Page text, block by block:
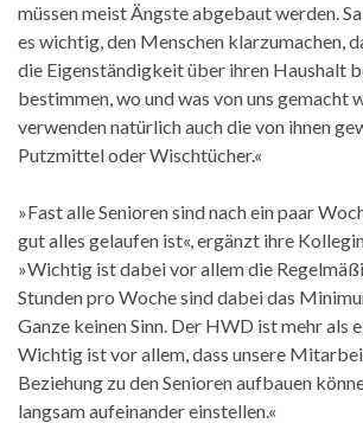
müssen meist Ängste abgebaut werden.
es wichtig, den Menschen klarzumachen,
die Eigenständigkeit über ihren Haushalt
bestimmen, wo und was von uns gemacht
verwenden natürlich auch die von ihnen
Putzmittel oder Wischtücher.«
»Fast alle Senioren sind nach ein paar
gut alles gelaufen ist«, ergänzt ihre
»Wichtig ist dabei vor allem die
Stunden pro Woche sind dabei das
Ganze keinen Sinn. Der HWD ist mehr als
Wichtig ist vor allem, dass unsere
Beziehung zu den Senioren aufbauen
langsam aufeinander einstellen.«